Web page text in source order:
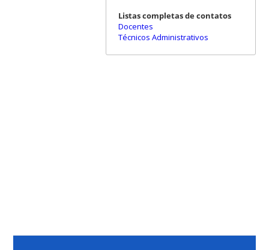
Listas completas de contatos
Docentes
Técnicos Administrativos